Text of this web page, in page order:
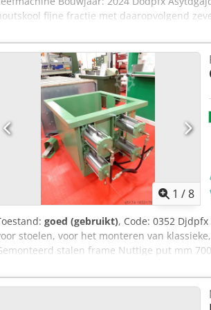
fijne fractie met daaropvolgend
transport naar silo’s. De gladwalsinstallatie
machines zijn veelzijdig
Installatieonderdelen: 1. Doseerschroef 1 2.
"gladwalsinstallatie" en stalen frame 5.
"zandzender" 8. Big bag ledigstation 9.
vermelde prijzen betreffen onze
mogelijk. Prijzen en verdere technische
1 /8
goed (gebruikt), Code: 0352
stoelen, voor het monteren van
stalen frame Nuttige put mm
kunnen worden verplaatst Tegengewicht
7-8 atm Afmetingen mm 1300 x 920